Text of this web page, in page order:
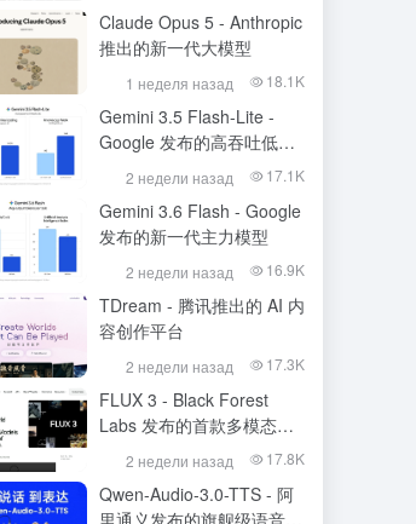
Claude Opus 5 - Anthropic
推出的新一代大模型
1 неделя назад 18.1K
Gemini 3.5 Flash-Lite -
Google 发布的高吞吐低成
本模型2 недели назад 17.1K
Gemini 3.6 Flash - Google
发布的新一代主力模型
2 недели назад 16.9K
TDream - 腾讯推出的 AI 内
容创作平台
2 недели назад 17.3K
FLUX 3 - Black Forest
Labs 发布的首款多模态基
础模型2 недели назад 17.8K
Qwen-Audio-3.0-TTS - 阿
里通义发布的旗舰级语音合